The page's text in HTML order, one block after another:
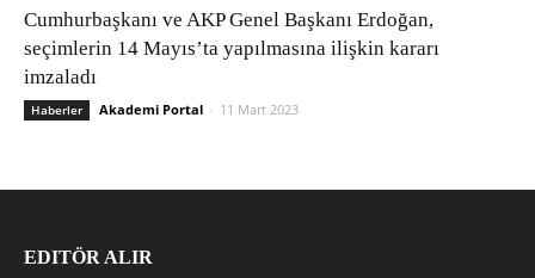
Cumhurbaşkanı ve AKP Genel Başkanı Erdoğan,
seçimlerin 14 Mayıs’ta yapılmasına ilişkin kararı
imzaladı
Haberler Akademi Portal - 11 Mart 2023
EDITÖR ALIR